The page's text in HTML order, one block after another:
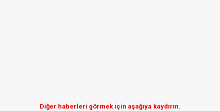
Diğer haberleri görmek için aşağıya kaydırın.